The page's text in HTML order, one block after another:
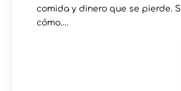
comida y dinero que se pierde.
cómo….